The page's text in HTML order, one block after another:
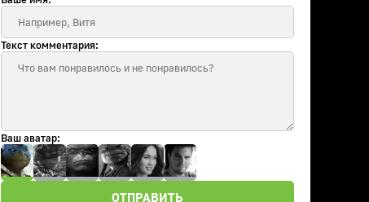
Текст комментария:
Ваш аватар:
ОТПРАВИТЬ